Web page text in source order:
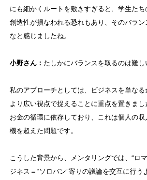
にも細かくルートを敷きすぎると、学生た
創造性が損なわれる恐れもあり、そのバラ
なと感じましたね。
小野さん： たしかにバランスを取るのは難し
私のアプローチとしては、ビジネスを単なる
より広い視点で捉えることに重点を置きま
お金の循環に依存しており、これは個人の
機を超えた問題です。
こうした背景から、メンタリングでは、“ロ
ジネス＝“ソロバン”寄りの議論を交互に行う